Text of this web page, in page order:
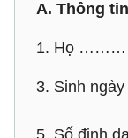
A. Thông
1. Họ
3. Sinh
5. Số định